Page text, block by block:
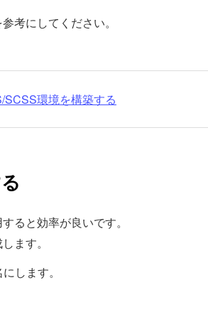
考にしてください。
環境を構築する
ると効率が良いです。
ます。
します。